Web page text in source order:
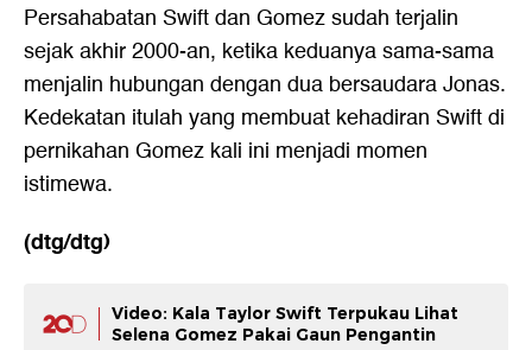
Persahabatan Swift dan Gomez sudah terjalin
sejak akhir 2000-an, ketika keduanya sama-sama
menjalin hubungan dengan dua bersaudara Jonas.
Kedekatan itulah yang membuat kehadiran Swift di
pernikahan Gomez kali ini menjadi momen
istimewa.
(dtg/dtg)
Video: Kala Taylor Swift Terpukau Lihat
Selena Gomez Pakai Gaun Pengantin